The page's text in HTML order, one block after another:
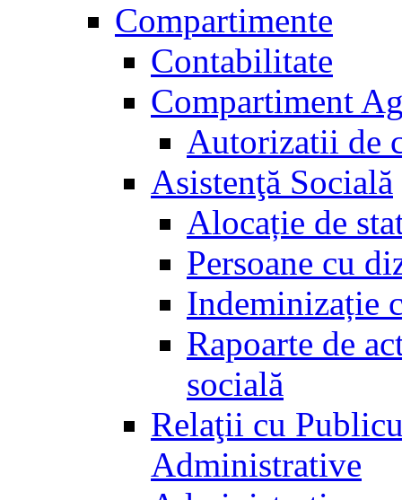
Compartimente
Contabilitate
Compartiment
Autorizatii de
Asistenţă Socială
Alocație de
Persoane cu
Indeminizație
Rapoarte de
socială
Relaţii cu
Administrative